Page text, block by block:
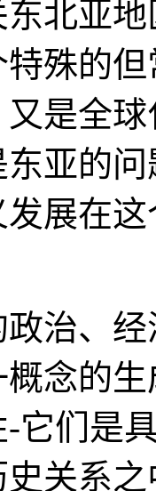
东北亚
殊的
是全
亚的
展在
治、
念的
-它们是
关系